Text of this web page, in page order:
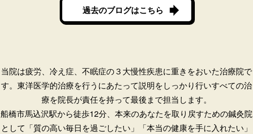
過去のブログはこちら
当院は疲労、冷え症、不眠症の３大慢性疾患に重きをおいた治療院で
す。 東洋医学的治療を行うにあたって説明をしっかり行いすべての治
療を院長が責任を持って最後まで担当します。
船橋市馬込沢駅から徒歩12分、本来のあなたを取り戻すための鍼灸院
として「質の高い毎日を過ごしたい」「本当の健康を手に入れたい」